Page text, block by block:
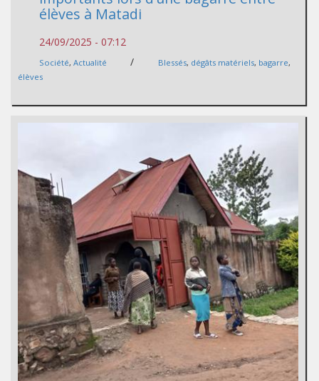
élèves à Matadi
24/09/2025 - 07:12
Société, Actualité / Blessés, dégâts matériels, bagarre,
élèves